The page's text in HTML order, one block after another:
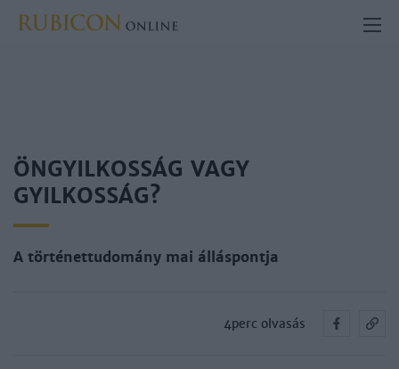
ÖNGYILKOSSÁG VAGY
GYILKOSSÁG?
A történettudomány mai álláspontja
4perc olvasás